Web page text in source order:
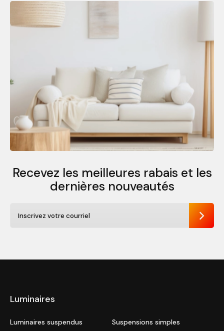
Recevez les meilleures rabais et les
dernières nouveautés
Luminaires
Luminaires suspendus
Suspensions simples